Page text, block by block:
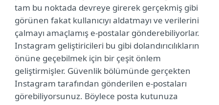
tam bu noktada devreye girerek gerçekmiş gibi
görünen fakat kullanıcıyı aldatmayı ve verilerini
çalmayı amaçlamış e-postalar gönderebiliyorlar.
Instagram geliştiricileri bu gibi dolandırıcılıkların
önüne geçebilmek için bir çeşit önlem
geliştirmişler. Güvenlik bölümünde gerçekten
Instagram tarafından gönderilen e-postaları
görebiliyorsunuz. Böylece posta kutunuza